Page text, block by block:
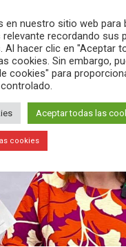
search menu
en nuestro sitio web para
relevante recordando sus
Al hacer clic en "Aceptar
cookies. Sin embargo,
cookies" para
Aceptar todas las
cookies